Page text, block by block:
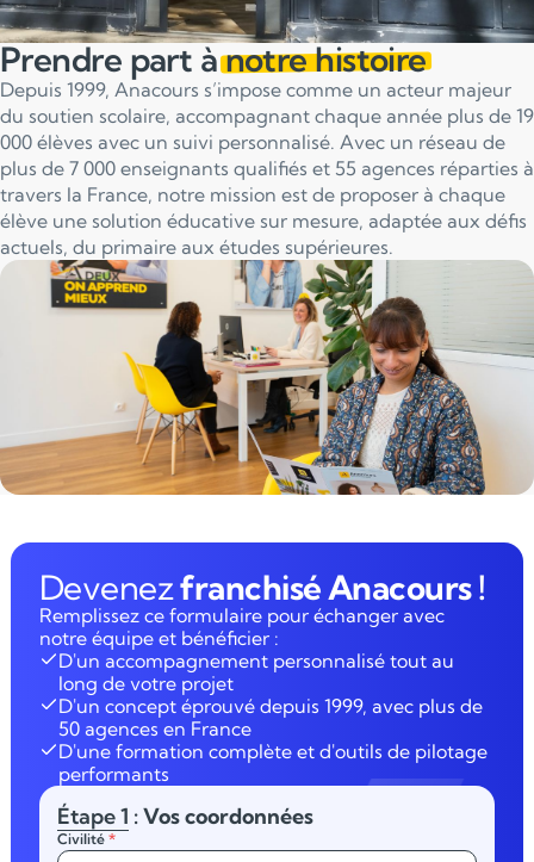
Prendre part ànotre histoire
Depuis 1999, Anacours s’impose comme un acteur majeur
du soutien scolaire, accompagnant chaque année plus de 19
000 élèves avec un suivi personnalisé. Avec un réseau de
plus de 7 000 enseignants qualifiés et 55 agences réparties à
travers la France, notre mission est de proposer à chaque
élève une solution éducative sur mesure, adaptée aux défis
actuels, du primaire aux études supérieures.
Devenezfranchisé Anacours !
Remplissez ce formulaire pour échanger avec
notre équipe et bénéficier :
D'un accompagnement personnalisé tout au
long de votre projet
D'un concept éprouvé depuis 1999, avec plus de
50 agences en France
D'une formation complète et d'outils de pilotage
performants
Étape 1 : Vos coordonnées
Civilité *